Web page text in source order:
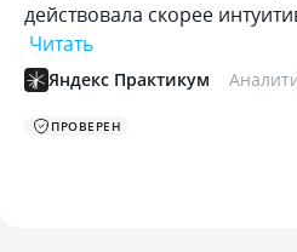
действовала скорее
Читать
Яндекс Практикум
ПРОВЕРЕН